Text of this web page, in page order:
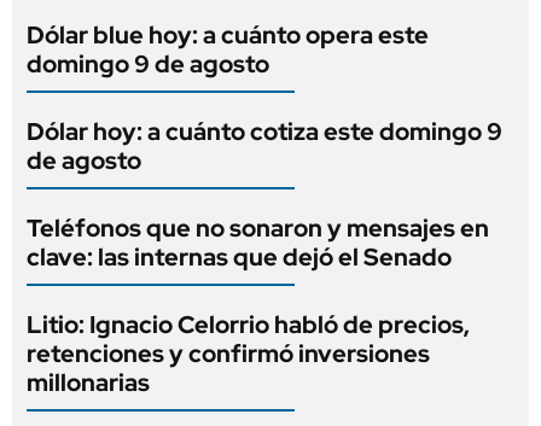
Dólar blue hoy: a cuánto opera este
domingo 9 de agosto
Dólar hoy: a cuánto cotiza este domingo 9
de agosto
Teléfonos que no sonaron y mensajes en
clave: las internas que dejó el Senado
Litio: Ignacio Celorrio habló de precios,
retenciones y confirmó inversiones
millonarias